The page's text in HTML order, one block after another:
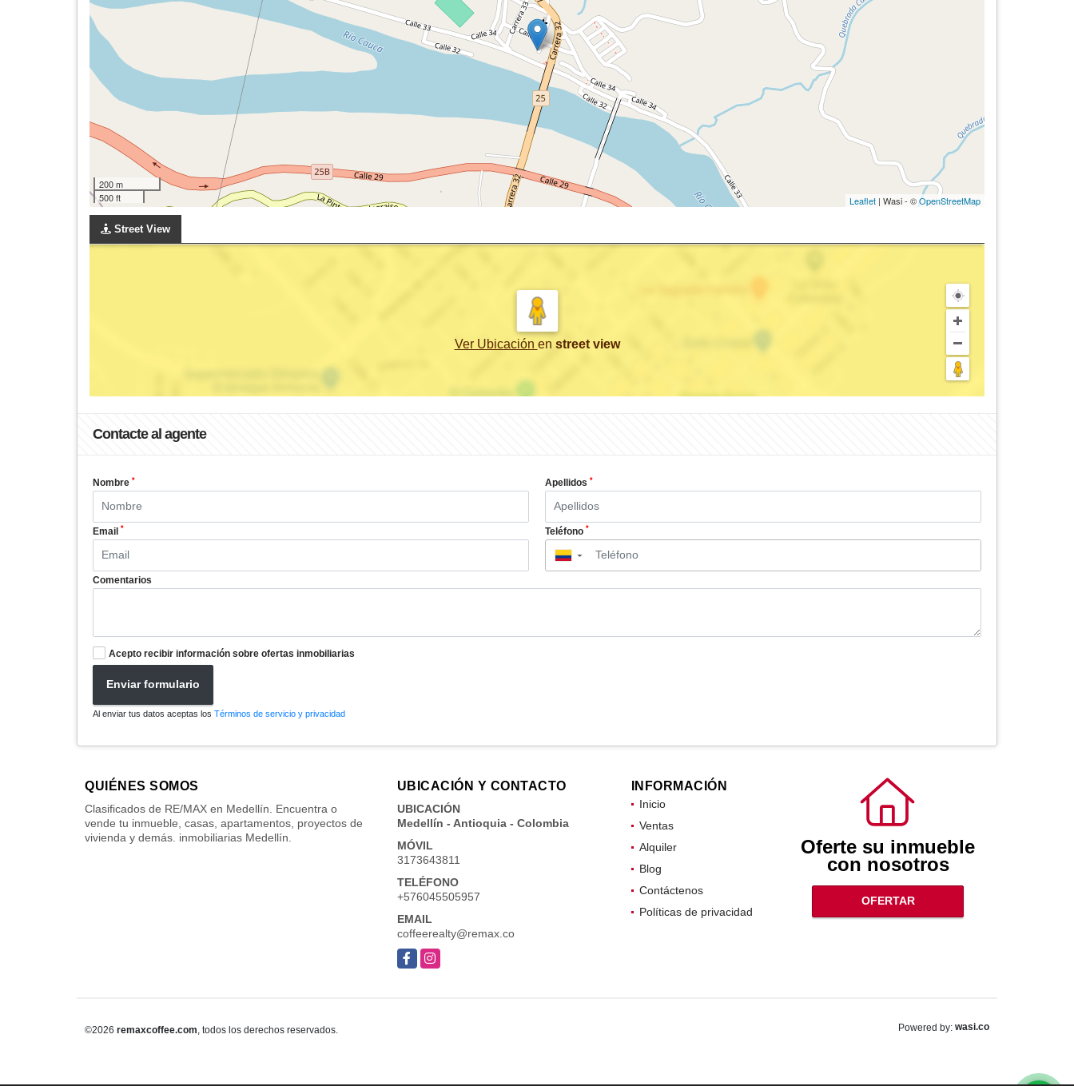
200 m
500 ft
Leaflet | Wasi - ©OpenStreetMap
Street View
Ver Ubicación en street view
Contacte al agente
Nombre * Apellidos *
Email * Teléfono *
▼
Comentarios
Acepto recibir información sobre ofertas inmobiliarias
Enviar formulario
Al enviar tus datos aceptas los Términos de servicio y privacidad
QUIÉNES SOMOS
Clasificados de RE/MAX en Medellín. Encuentra o
vende tu inmueble, casas, apartamentos, proyectos de
vivienda y demás. inmobiliarias Medellín.
UBICACIÓN Y CONTACTO
UBICACIÓN
Medellín - Antioquia - Colombia
MÓVIL
3173643811
TELÉFONO
+576045505957
EMAIL
coffeerealty@remax.co
FacebookInstagram
INFORMACIÓN
Inicio
Ventas
Alquiler
Blog
Contáctenos
Políticas de privacidad
Oferte su inmueble
con nosotros
OFERTAR
©2026 remaxcoffee.com, todos los derechos reservados. Powered by: wasi.co